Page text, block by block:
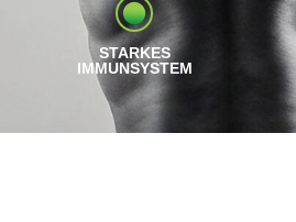
STARKES
IMMUNSYSTEM